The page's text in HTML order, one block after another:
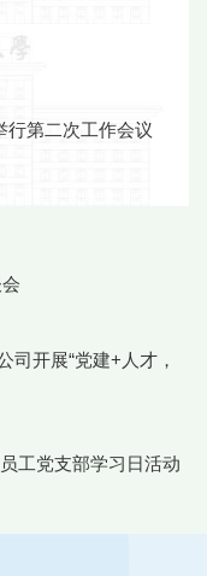
司开展“党建+人才，
工党支部学习日活动
行第二次工作会议